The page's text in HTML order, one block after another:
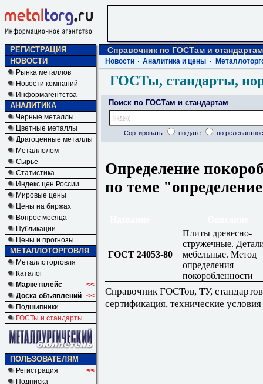
РЕГИСТРАЦИЯ
НОВОСТИ
Рынка металлов
Новости компаний
Информагентства
АНАЛИТИКА
Черные металлы
Цветные металлы
Драгоценные металлы
Металлолом
Сырье
Статистика
Индекс цен России
Мировые цены
Цены на биржах
Вопрос месяца
Публикации
Цены и прогнозы
МЕТАЛЛОТОРГОВЛЯ
Металлоторговля
Каталог
Маркетплейс
<<
Доска объявлений <<
Подшипники
ГОСТы и стандарты
ПОЛЬЗОВАТЕЛЯМ
Регистрация
<<
Подписка
Справочник по ГОСТам и стандартам
Новости Аналитика и цены
ГОСТы, стандарты,
Поиск по ГОСТам и стандартам
Сортировать по дате по
Определение
по теме
ГОСТ 24053-80
Плиты древесно-
стружечные.
мебельные. Метод
определения
покоробленности
Справочник ГОСТов, ТУ,
сертификация, технические условия